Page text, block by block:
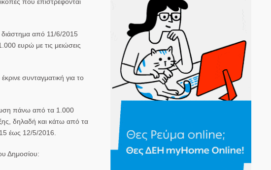
διάστημα από 11/6/2015
ευρώ με τις μειώσεις
συνταγματική για το
πάνω από τα 1.000
δηλαδή και κάτω από τα
έως 12/5/2016.
Δημοσίου: